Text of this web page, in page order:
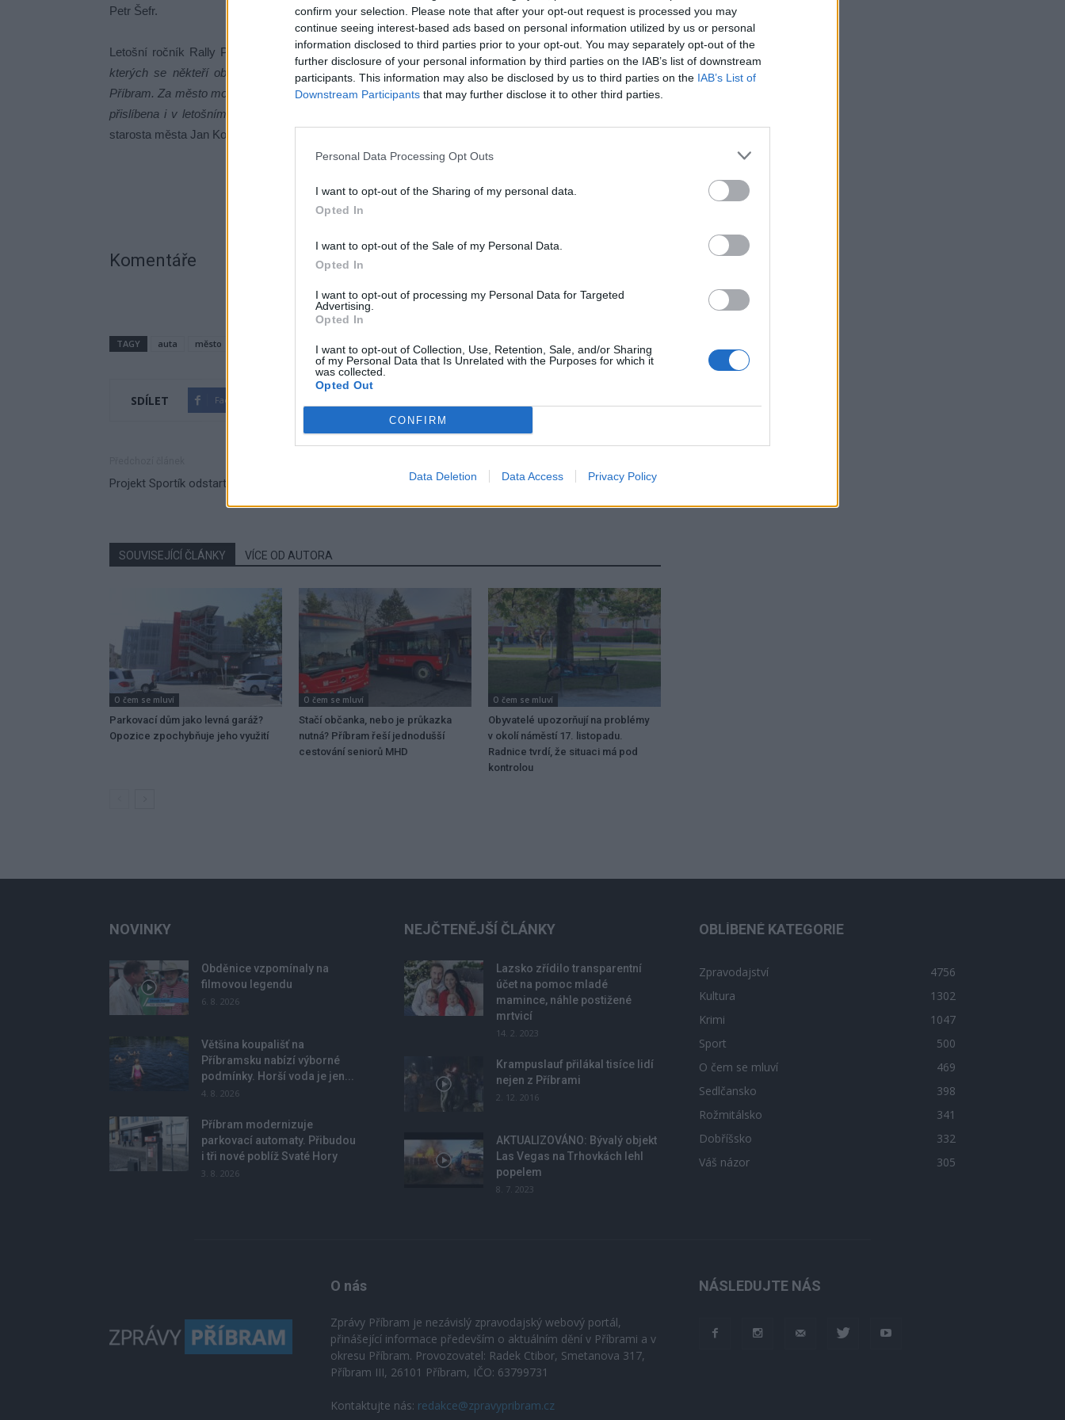
confirm your selection. Please note that after your opt-out request is processed you may
continue seeing interest-based ads based on personal information utilized by us or personal
information disclosed to third parties prior to your opt-out. You may separately opt-out of the
further disclosure of your personal information by third parties on the IAB’s list of downstream
participants. This information may also be disclosed by us to third parties on the IAB’s List of
Downstream Participants that may further disclose it to other third parties.
Personal Data Processing Opt Outs
I want to opt-out of the Sharing of my personal data.
Opted In
I want to opt-out of the Sale of my Personal Data.
Opted In
I want to opt-out of processing my Personal Data for Targeted
Advertising.
Opted In
I want to opt-out of Collection, Use, Retention, Sale, and/or Sharing
of my Personal Data that Is Unrelated with the Purposes for which it
was collected.
Opted Out
CONFIRM
Data Deletion Data Access Privacy Policy
Petr Šefr.
Letošní ročník Rally Příbram příznivci motorismu museli oželet.„Musím se ohradit ke komentářům, ve
kterých se někteří občané snaží podsouvat, že město je příčinou zrušení v pořadí 40. ročníku Rally
Příbram. Za město mohu říci, že budeme s pořadateli zcela jistě jednat o podpoře, která z naší strany byla
přislíbena i v letošním roce,“
starosta města Jan Konvalinka.
Komentáře
TAGY auta město Příbram rally závod
SDÍLET Facebook
Projekt Sportík odstartoval
Kvůli nepozornosti přišla o kabelku, policie
SOUVISEJÍCÍ ČLÁNKY VÍCE OD AUTORA
O čem se mluví
Parkovací dům jako levná garáž?
Opozice zpochybňuje jeho využití
O čem se mluví
Stačí občanka, nebo je průkazka
nutná? Příbram řeší jednodušší
cestování seniorů MHD
O čem se mluví
Obyvatelé upozorňují na problémy
v okolí náměstí 17. listopadu.
Radnice tvrdí, že situaci má pod
kontrolou
NOVINKY
Obděnice vzpomínaly na
filmovou legendu
6. 8. 2026
Většina koupališť na
Příbramsku nabízí výborné
podmínky. Horší voda je jen...
4. 8. 2026
Příbram modernizuje
parkovací automaty. Přibudou
i tři nové poblíž Svaté Hory
3. 8. 2026
NEJČTENĚJŠÍ ČLÁNKY
Lazsko zřídilo transparentní
účet na pomoc mladé
mamince, náhle postižené
mrtvicí
14. 2. 2023
Krampuslauf přilákal tisíce lidí
nejen z Příbrami
2. 12. 2016
AKTUALIZOVÁNO: Bývalý objekt
Las Vegas na Trhovkách lehl
popelem
8. 7. 2023
OBLÍBENÉ KATEGORIE
Zpravodajství
4756
Kultura
1302
Krimi
1047
Sport
500
O čem se mluví
469
Sedlčansko
398
Rožmitálsko
341
Dobříšsko
332
Váš názor
305
O nás
Zprávy Příbram je nezávislý zpravodajský webový portál,
přinášející informace především o aktuálním dění v Příbrami a v
okresu Příbram. Provozovatel: Radek Ctibor, Smetanova 317,
Příbram III, 26101 Příbram, IČO: 63799731
Kontaktujte nás: redakce@zpravypribram.cz
NÁSLEDUJTE NÁS